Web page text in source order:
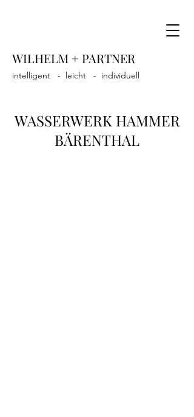
WILHELM + PARTNER
intelligent - leicht - individuell
WASSERWERK HAMMER
BÄRENTHAL